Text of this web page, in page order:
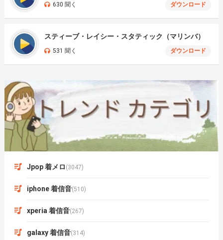
630 聞く ダウンロード
スティーブ・レイシー・スタティック（マリンバ）
531 聞く ダウンロード
Jpop 着メロ (3047)
iphone 着信音(510)
xperia 着信音(267)
galaxy 着信音(314)